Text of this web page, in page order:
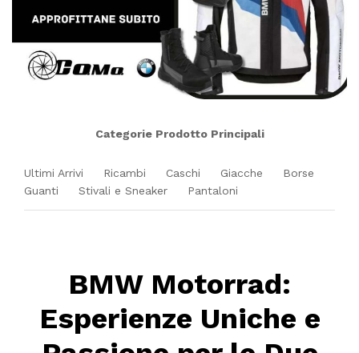
Categorie Prodotto Principali
Ultimi Arrivi Ricambi Caschi Giacche
Borse
Guanti
Stivali e Sneaker Pantaloni
BMW Motorrad:
Esperienze Uniche e